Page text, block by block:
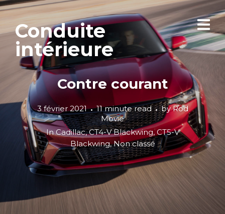
Conduite
intérieure
Contre courant
3 février 2021 11 minute read byRod
Movie
InCadillac,CT4-V Blackwing,CT5-V
Blackwing,Non classé